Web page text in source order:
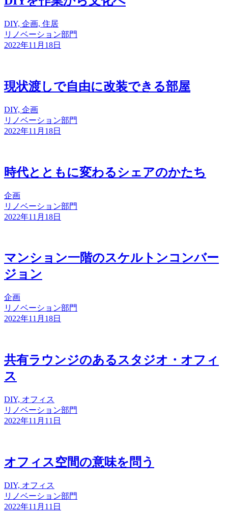
DIY, 企画, 住居
リノベーション部門
2022年11月18日
現状渡しで自由に改装できる部屋
DIY, 企画
リノベーション部門
2022年11月18日
時代とともに変わるシェアのかたち
企画
リノベーション部門
2022年11月18日
マンション一階のスケルトンコンバー
ジョン
企画
リノベーション部門
2022年11月18日
共有ラウンジのあるスタジオ・オフィ
ス
DIY, オフィス
リノベーション部門
2022年11月11日
オフィス空間の意味を問う
DIY, オフィス
リノベーション部門
2022年11月11日